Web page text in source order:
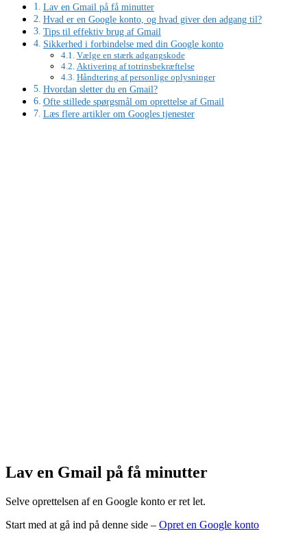
Lav en Gmail på få minutter
Hvad er en Google konto, og hvad giver den adgang til?
Tips til effektiv brug af Gmail
Sikkerhed i forbindelse med din Google konto
Vælge en stærk adgangskode
Aktivering af totrinsbekræftelse
Håndtering af personlige oplysninger
Hvordan sletter du en Gmail?
Ofte stillede spørgsmål om oprettelse af Gmail
Læs flere artikler om Googles tjenester
Lav en Gmail på få minutter
Selve oprettelsen af en Google konto er ret let.
Start med at gå ind på denne side – Opret en Google konto